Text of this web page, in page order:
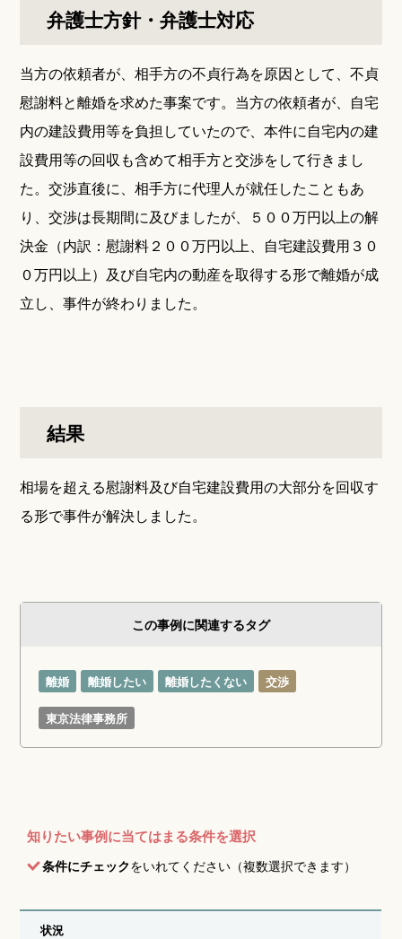
弁護士方針・弁護士対応
当方の依頼者が、相手方の不貞行為を原因として、不貞
慰謝料と離婚を求めた事案です。当方の依頼者が、自宅
内の建設費用等を負担していたので、本件に自宅内の建
設費用等の回収も含めて相手方と交渉をして行きまし
た。交渉直後に、相手方に代理人が就任したこともあ
り、交渉は長期間に及びましたが、５００万円以上の解
決金（内訳：慰謝料２００万円以上、自宅建設費用３０
０万円以上）及び自宅内の動産を取得する形で離婚が成
立し、事件が終わりました。
結果
相場を超える慰謝料及び自宅建設費用の大部分を回収す
る形で事件が解決しました。
この事例に関連するタグ
離婚 離婚したい 離婚したくない 交渉
東京法律事務所
知りたい事例に当てはまる条件を選択
条件にチェックをいれてください（複数選択できます）
状況